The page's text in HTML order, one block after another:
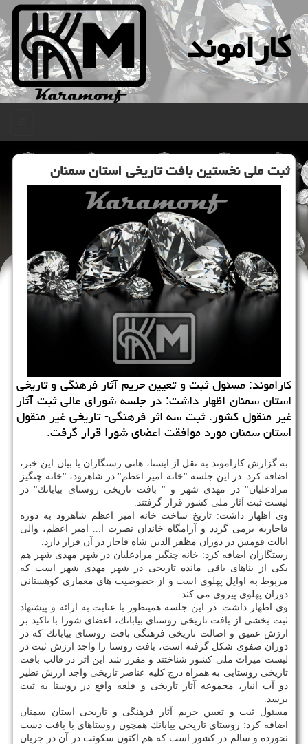
كاراموند
ثبت ملی نخستین بافت تاریخی استان سمنان
كاراموند: مسئول ثبت و تعیین حریم آثار فرهنگی و تاریخی
استان سمنان اظهار داشت: در جلسه شورای عالی ثبت آثار
غیر منقول كشور، ثبت سه اثر فرهنگی- تاریخی غیر منقول
استان سمنان مورد موافقت اعضای شورا قرار گرفت.
به گزارش كاراموند به نقل از ایسنا، هانی رستگاران با بیان این خبر،
اضافه كرد: در این جلسه "خانه امیر اعظم" در شاهرود، "خانه چنگیز
مرادعلیان" در مهدی شهر و " بافت تاریخی روستای بیابانك" در
لیست ثبت آثار ملی كشور قرار گرفتند.
وی اظهار داشت: تاریخ ساخت خانه امیر اعظم شاهرود به دوره
قاجاریه برمی گردد و آرامگاه خاندان نصرت ا... امیر اعظم، والی
ایالت قومس در دوران مظفر الدین شاه قاجار در آن قرار دارد.
رستگاران اضافه كرد: خانه چنگیز مرادعلیان در شهر مهدی شهر هم
یكی از بناهای باقی مانده تاریخی در شهر مهدی شهر است كه
مربوط به اوایل پهلوی است و از خصوصیت های معماری كوهستانی
دوران پهلوی پیروی می كند.
وی اظهار داشت: در این جلسه همینطور با عنایت به ارائه و پیشنهاد
ثبت بخشی از بافت تاریخی روستای بیابانك، اعضای شورا با تاكید بر
ارزش عمیق و اصالت تاریخی فرهنگی بافت روستای بیابانك كه در
دوران صفوی شكل گرفته است، بافت روستا را واجد ارزش ثبت در
لیست میراث ملی كشور شناختند و مقرر شد این اثر در قالب بافت
تاریخی روستایی به همراه درج كلیه عناصر تاریخی واجد ارزش نظیر
دو آب انبار، مجموعه آثار تاریخی و قلعه واقع در روستا به ثبت
برسد.
مسئول ثبت و تعیین حریم آثار فرهنگی و تاریخی استان سمنان
اضافه كرد: روستای تاریخی بیابانك همچون روستاهای با بافت دست
نخورده و سالم در كشور است كه هم اكنون سكونت در آن در جریان